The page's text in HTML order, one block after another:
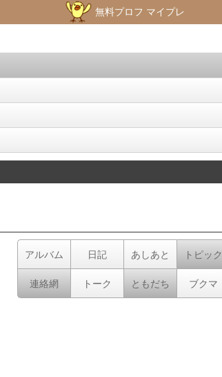
無料プロフ マイプレ
アルバム 日記 あしあと トピック
連絡網 トーク ともだち ブクマ